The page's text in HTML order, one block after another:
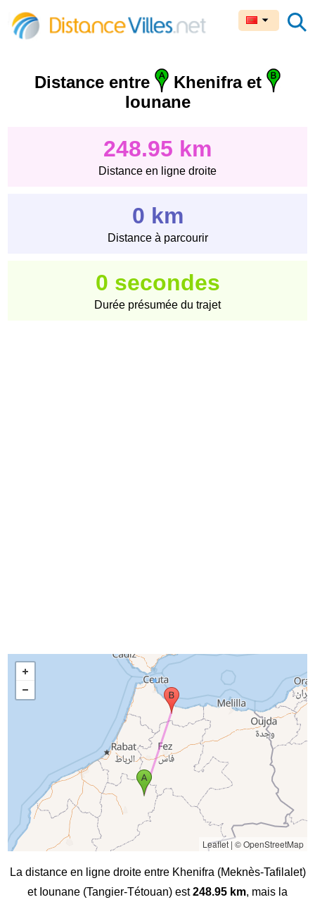
Distance entre
Khenifra et
Iounane
248.95 km
Distance en ligne droite
0 km
Distance à parcourir
0 secondes
Durée présumée du trajet
Leaflet| © OpenStreetMap
La distance en ligne droite entre Khenifra (Meknès-Tafilalet)
et Iounane (Tangier-Tétouan) est248.95 km, mais la